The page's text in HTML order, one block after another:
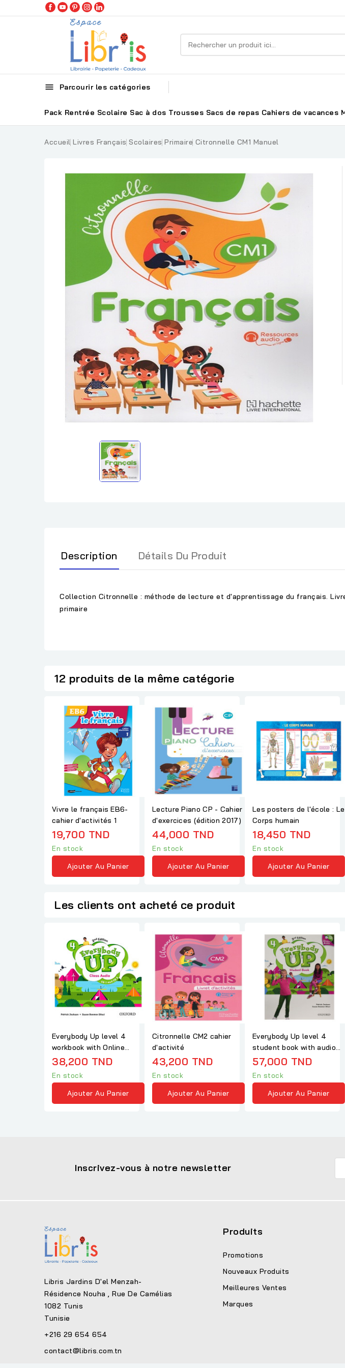
 Parcourir les catégories
Pack Rentrée Scolaire Sac à dos Trousses Sacs de repas Cahiers de vacances
Accueil Livres Français Scolaires Primaire Citronnelle CM1 Manuel
Description Détails Du Produit
Collection Citronnelle : méthode de lecture et d'apprentissage du français.
primaire
12 produits de la même catégorie
Vivre le français EB6-
cahier d'activités 1
19,700 TND
En stock
Ajouter Au Panier
Lecture Piano CP - Cahier
d'exercices (édition 2017)
44,000 TND
En stock
Ajouter Au Panier
Les posters de l'école : Le
Corps humain
18,450 TND
En stock
Ajouter Au Panier
Les clients ont acheté ce produit
Everybody Up level 4
workbook with Online
Practice
38,200 TND
En stock
Ajouter Au Panier
Citronnelle CM2 cahier
d'activité
43,200 TND
En stock
Ajouter Au Panier
Everybody Up level 4
student book with audio
CD Pack
57,000 TND
En stock
Ajouter Au Panier
Inscrivez-vous à notre newsletter
Libris Jardins D'el Menzah-
Résidence Nouha , Rue De Camélias
1082 Tunis
Tunisie
+216 29 654 654
contact@libris.com.tn
Produits
Promotions
Nouveaux Produits
Meilleures Ventes
Marques